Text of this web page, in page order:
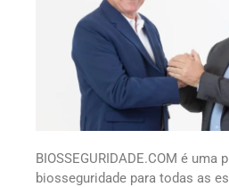
BIOSSEGURIDADE.COM é uma
biosseguridade para todas as